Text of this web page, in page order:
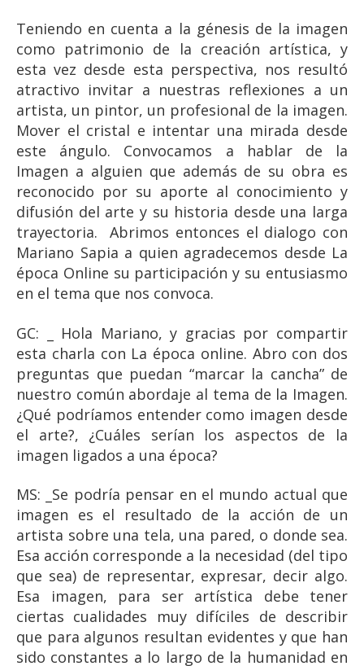
Teniendo en cuenta a la génesis de la imagen
como patrimonio de la creación artística, y
esta vez desde esta perspectiva, nos resultó
atractivo invitar a nuestras reflexiones a un
artista, un pintor, un profesional de la imagen.
Mover el cristal e intentar una mirada desde
este ángulo. Convocamos a hablar de la
Imagen a alguien que además de su obra es
reconocido por su aporte al conocimiento y
difusión del arte y su historia desde una larga
trayectoria. Abrimos entonces el dialogo con
Mariano Sapia a quien agradecemos desde La
época Online su participación y su entusiasmo
en el tema que nos convoca.
GC: _ Hola Mariano, y gracias por compartir
esta charla con La época online. Abro con dos
preguntas que puedan “marcar la cancha” de
nuestro común abordaje al tema de la Imagen.
¿Qué podríamos entender como imagen desde
el arte?, ¿Cuáles serían los aspectos de la
imagen ligados a una época?
MS: _Se podría pensar en el mundo actual que
imagen es el resultado de la acción de un
artista sobre una tela, una pared, o donde sea.
Esa acción corresponde a la necesidad (del tipo
que sea) de representar, expresar, decir algo.
Esa imagen, para ser artística debe tener
ciertas cualidades muy difíciles de describir
que para algunos resultan evidentes y que han
sido constantes a lo largo de la humanidad en